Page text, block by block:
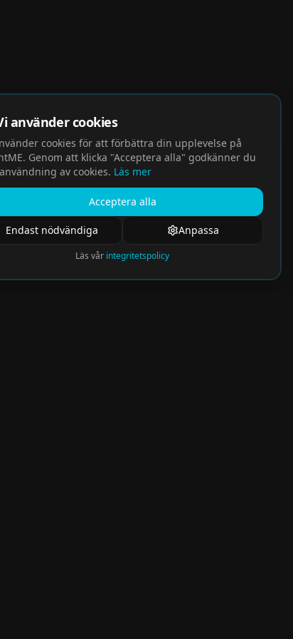
använder cookies
cookies för att förbättra din upplevelse på
Genom att klicka "Acceptera alla" godkänner du
av cookies. Läs mer
Acceptera alla
Endast nödvändiga Anpassa
Läs vår integritetspolicy